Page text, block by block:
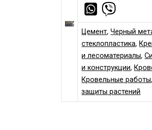
Цемент,Черный
стеклопластика,
и лесоматериалы,
и конструкции,
Кровельные работы
защиты растений